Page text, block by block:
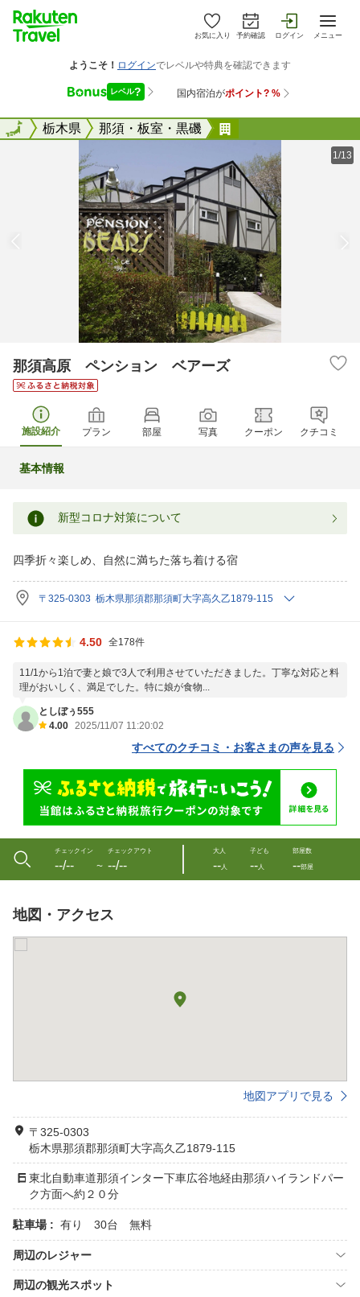
お気に入り 予約確認 ログイン メニュー
全国栃木県 那須・板室・黒磯
全国
1/13
那須高原 ペンション ベアーズ
施設紹介 プラン 部屋 写真 クーポン クチコミ
基本情報
新型コロナ対策について
四季折々楽しめ、自然に満ちた落ち着ける宿
〒325-0303 栃木県那須郡那須町大字高久乙1879-115
4.50 全178件
11/1から1泊で妻と娘で3人で利用させていただきました。丁寧な対応と料
理がおいしく、満足でした。特に娘が食物...
としぼぅ555
4.00 2025/11/07 11:20:02
すべてのクチコミ・お客さまの声を見る
チェックイン
--/-- 〜
チェックアウト
--/--
大人
--人
子ども
--人
部屋数
--部屋
地図・アクセス
地図アプリで見る
〒325-0303
栃木県那須郡那須町大字高久乙1879-115
東北自動車道那須インター下車広谷地経由那須ハイランドパー
ク方面へ約２０分
駐車場 : 有り 30台 無料
周辺のレジャー
周辺の観光スポット